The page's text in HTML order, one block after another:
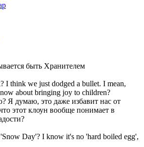
быть Хранителем
I think we just dodged a bullet. I mean,
about bringing joy to children?
Я думаю, это даже избавит нас от
этот клоун вообще понимает в
Day'? I know it's no 'hard boiled egg',